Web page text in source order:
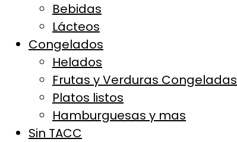
Bebidas
Lácteos
Congelados
Helados
Frutas y Verduras Congeladas
Platos listos
Hamburguesas y mas
Sin TACC